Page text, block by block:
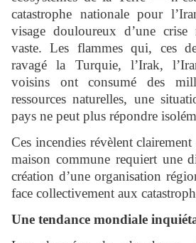
catastrophe nationale pour
visage douloureux d’une
vaste. Les flammes qui, ces
ravagé la Turquie, l’Irak,
voisins ont consumé des
ressources naturelles, une
pays ne peut plus répondre
Ces incendies révèlent
maison commune requiert une
création d’une organisation
face collectivement aux
Une tendance mondiale